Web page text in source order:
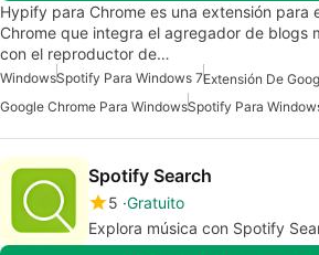
Hypify para Chrome es una extensión para
Chrome que integra el agregador de blogs
con el reproductor de…
WindowsSpotify Para Windows 7
Google Chrome Para WindowsSpotify Para
Spotify Search
5 Gratuito
Explora música con Spotify